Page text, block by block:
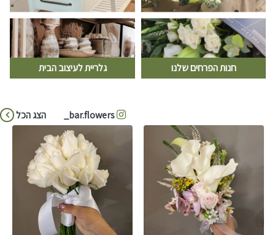
חנות הפרחים שלנו גלריית לעיצוב הבית
הצג הכל